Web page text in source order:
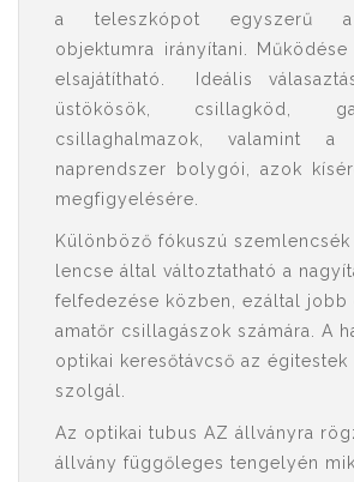
a teleszkópot egyszerű a
objektumra irányítani.
elsajátítható. Ideális
üstökösök, csillagköd,
csillaghalmazok, valamint
naprendszer bolygói, azok
megfigyelésére.
Különböző fókuszú
lencse által változtatható a
felfedezése közben, ezáltal jobb
amatőr csillagászok számára. A
optikai keresőtávcső az égitestek
szolgál.
Az optikai tubus AZ állványra
állvány függőleges tengelyén